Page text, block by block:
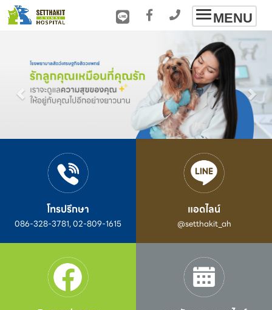
Toggle
navigation
MENU
โทรปรึกษา
086-328-3781, 02-809-1615
แอดไลน์
@setthakit_ah